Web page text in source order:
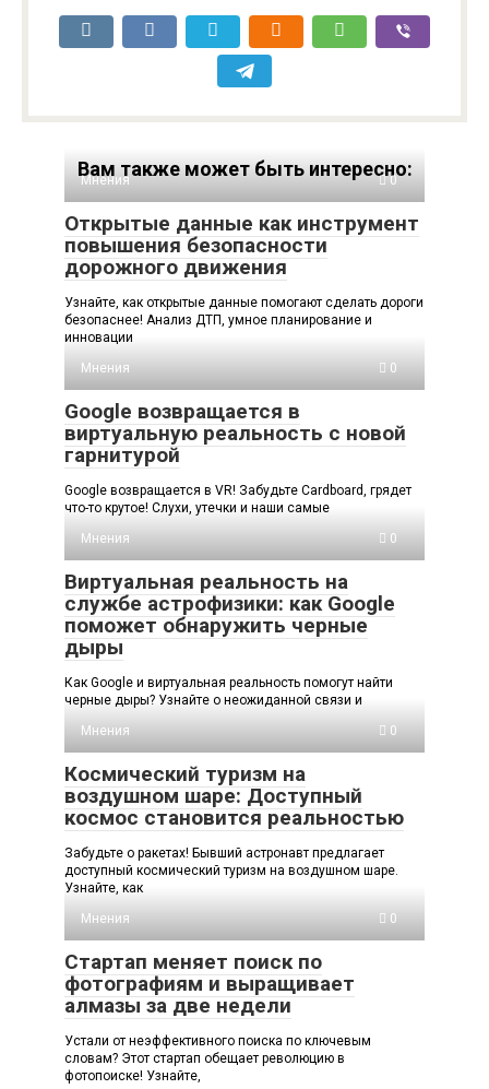
Вам также может быть интересно:
Мнения 0
Открытые данные как инструмент
повышения безопасности
дорожного движения
Узнайте, как открытые данные помогают сделать дороги
безопаснее! Анализ ДТП, умное планирование и
инновации
Мнения
0
Google возвращается в
виртуальную реальность с новой
гарнитурой
Google возвращается в VR! Забудьте Cardboard, грядет
что-то крутое! Слухи, утечки и наши самые
Мнения
0
Виртуальная реальность на
службе астрофизики: как Google
поможет обнаружить черные
дыры
Как Google и виртуальная реальность помогут найти
черные дыры? Узнайте о неожиданной связи и
Мнения
0
Космический туризм на
воздушном шаре: Доступный
космос становится реальностью
Забудьте о ракетах! Бывший астронавт предлагает
доступный космический туризм на воздушном шаре.
Узнайте, как
Мнения
0
Стартап меняет поиск по
фотографиям и выращивает
алмазы за две недели
Устали от неэффективного поиска по ключевым
словам? Этот стартап обещает революцию в
фотопоиске! Узнайте,